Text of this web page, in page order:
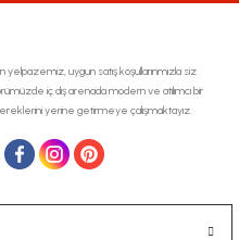
yelpazemiz, uygun satış koşullarınmızla siz
iç dış arenada modern ve atılımcı bir
yerine getirmeye çalışmaktayız.